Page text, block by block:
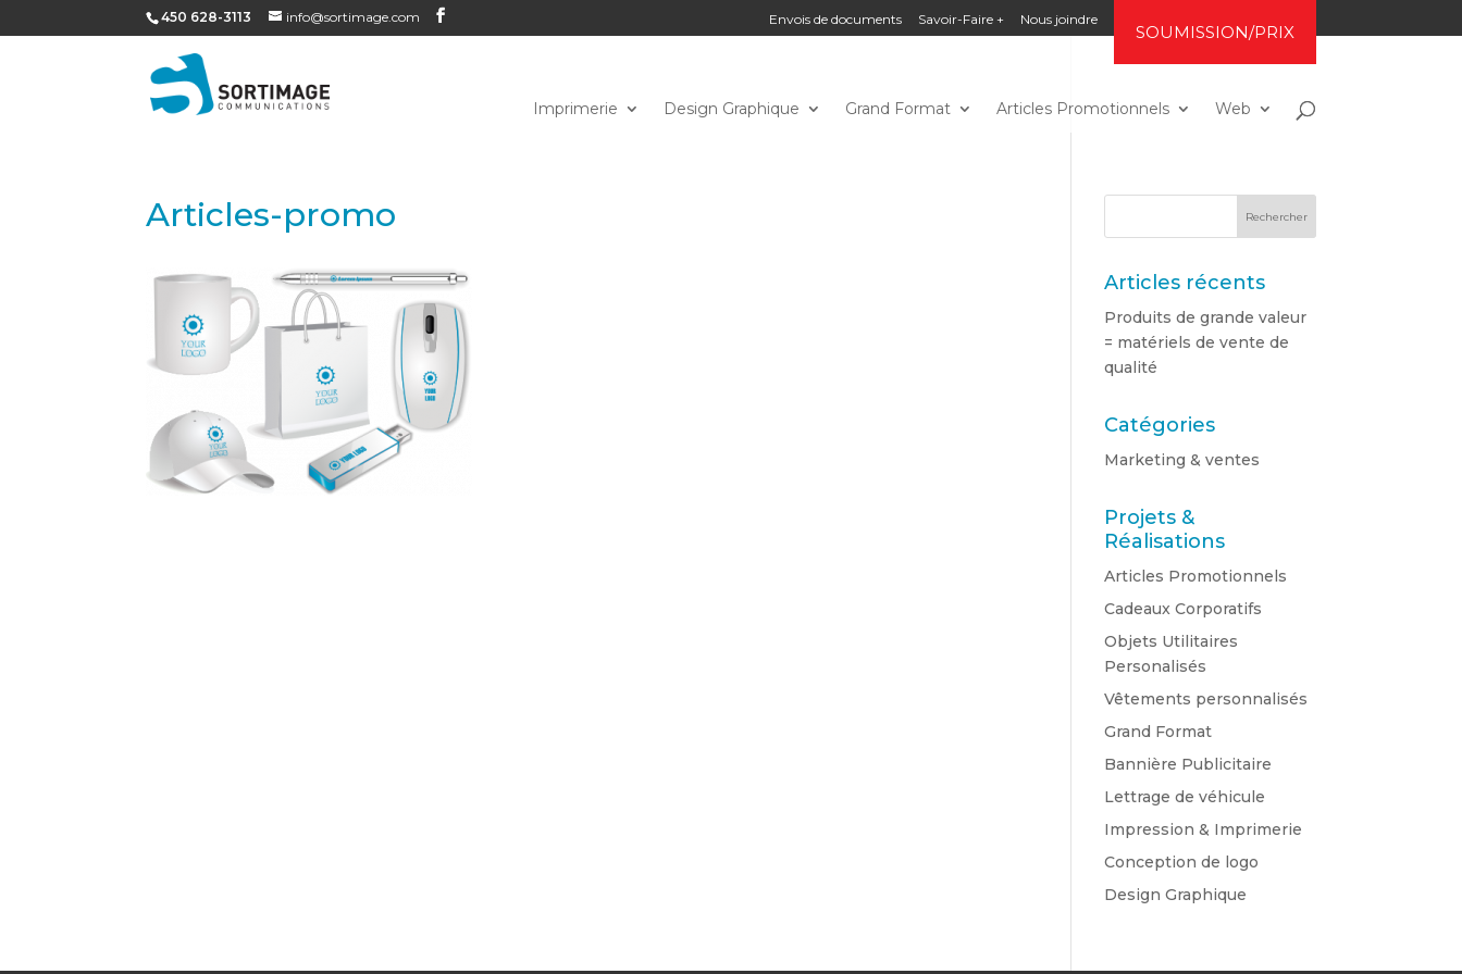
450 628-3113 info@sortimage.com Envois de documents Savoir-Faire + Nous joindre
SOUMISSION/PRIX
Imprimerie Design Graphique Grand Format Articles Promotionnels Web
Articles-promo
Articles récents
Produits de grande valeur
= matériels de vente de
qualité
Catégories
Marketing & ventes
Projets &
Réalisations
Articles Promotionnels
Cadeaux Corporatifs
Objets Utilitaires
Personalisés
Vêtements personnalisés
Grand Format
Bannière Publicitaire
Lettrage de véhicule
Impression & Imprimerie
Conception de logo
Design Graphique